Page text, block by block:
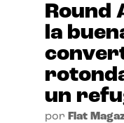
Round
la
un
por Flat